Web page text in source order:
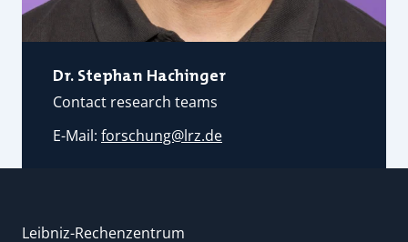
Dr. Stephan Hachinger
Contact research teams
E-Mail: forschung@lrz.de
Leibniz-Rechenzentrum